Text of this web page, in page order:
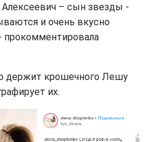
– сын звезды -
и очень вкусно
прокомментировала
держит крошечного Лешу
их.